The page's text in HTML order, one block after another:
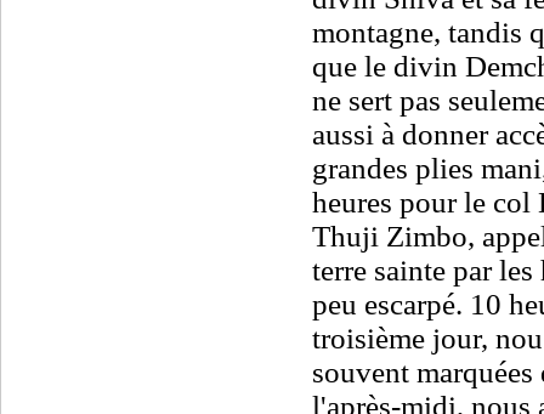
montagne, tandis
que le divin
ne sert pas
aussi à donner
grandes plies
heures pour le col
Thuji Zimbo,
terre sainte par
peu escarpé. 10
troisième jour,
souvent marquées
l'après-midi, nous